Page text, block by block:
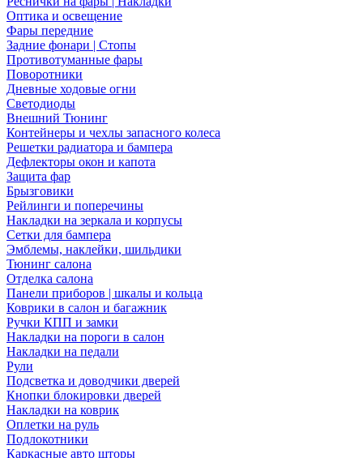
Оптика и освещение
Фары передние
Задние фонари | Стопы
Противотуманные фары
Поворотники
Дневные ходовые огни
Светодиоды
Внешний Тюнинг
Контейнеры и чехлы запасного колеса
Решетки радиатора и бампера
Дефлекторы окон и капота
Защита фар
Брызговики
Рейлинги и поперечины
Накладки на зеркала и корпусы
Сетки для бампера
Эмблемы, наклейки, шильдики
Тюнинг салона
Отделка салона
Панели приборов | шкалы и кольца
Коврики в салон и багажник
Ручки КПП и замки
Накладки на пороги в салон
Накладки на педали
Рули
Подсветка и доводчики дверей
Кнопки блокировки дверей
Накладки на коврик
Оплетки на руль
Подлокотники
Каркасные авто шторы